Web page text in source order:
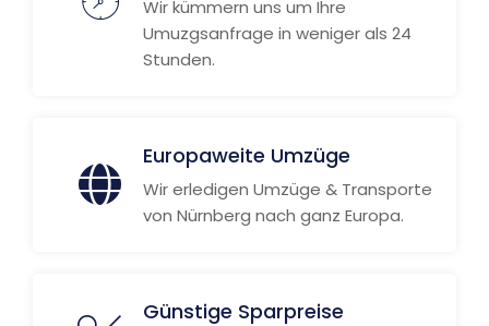
Wir kümmern uns um Ihre
Umuzgsanfrage in weniger als 24
Stunden.
Europaweite Umzüge
Wir erledigen Umzüge & Transporte
von Nürnberg nach ganz Europa.
Günstige Sparpreise